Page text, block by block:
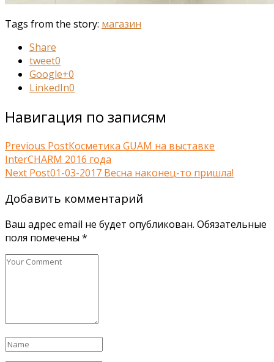
Tags from the story: магазин
Share
tweet0
Google+0
LinkedIn0
Навигация по записям
Previous PostКосметика GUAM на выставке
InterCHARM 2016 года
Next Post01-03-2017 Весна наконец-то пришла!
Добавить комментарий
Ваш адрес email не будет опубликован. Обязательные
поля помечены *